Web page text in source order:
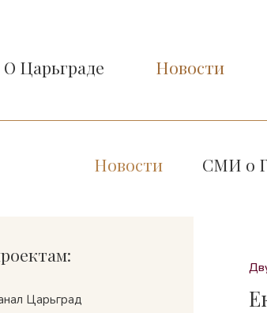
О Царьграде Новости
Новости СМИ о
Царьград